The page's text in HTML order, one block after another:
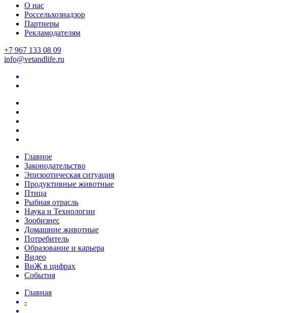
О нас
Россельхознадзор
Партнеры
Рекламодателям
+7 967 133 08 09
info@vetandlife.ru
Главное
Законодательство
Эпизоотическая ситуация
Продуктивные животные
Птица
Рыбная отрасль
Наука и Технологии
Зообизнес
Домашние животные
Потребитель
Образование и карьера
Видео
ВиЖ в цифрах
События
Главная
-